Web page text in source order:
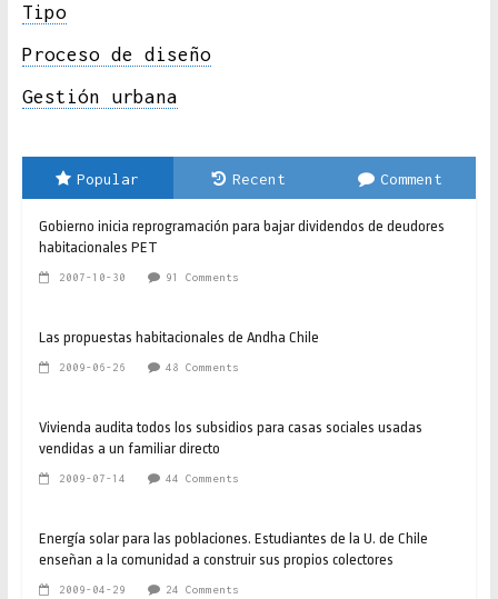
Tipo
Proceso de diseño
Gestión urbana
Popular Recent Comment
Gobierno inicia reprogramación para bajar dividendos de deudores
habitacionales PET
2007-10-30 91 Comments
Las propuestas habitacionales de Andha Chile
2009-06-26 48 Comments
Vivienda audita todos los subsidios para casas sociales usadas
vendidas a un familiar directo
2009-07-14 44 Comments
Energía solar para las poblaciones. Estudiantes de la U. de Chile
enseñan a la comunidad a construir sus propios colectores
2009-04-29 24 Comments